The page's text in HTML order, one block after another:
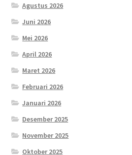
Agustus 2026
Juni 2026
Mei 2026
April 2026
Maret 2026
Februari 2026
Januari 2026
Desember 2025
November 2025
Oktober 2025